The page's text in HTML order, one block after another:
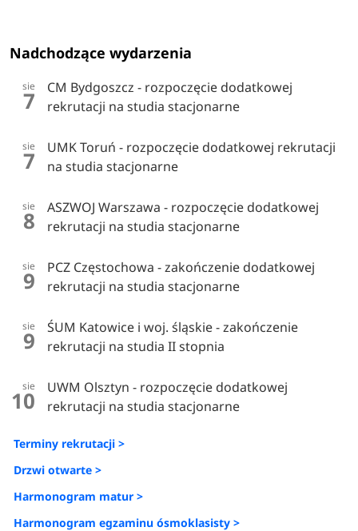
Nadchodzące wydarzenia
sie
7
CM Bydgoszcz - rozpoczęcie dodatkowej
rekrutacji na studia stacjonarne
sie
7
UMK Toruń - rozpoczęcie dodatkowej rekrutacji
na studia stacjonarne
sie
8
ASZWOJ Warszawa - rozpoczęcie dodatkowej
rekrutacji na studia stacjonarne
sie
9
PCZ Częstochowa - zakończenie dodatkowej
rekrutacji na studia stacjonarne
sie
9
ŚUM Katowice i woj. śląskie - zakończenie
rekrutacji na studia II stopnia
sie
10
UWM Olsztyn - rozpoczęcie dodatkowej
rekrutacji na studia stacjonarne
Terminy rekrutacji >
Drzwi otwarte >
Harmonogram matur >
Harmonogram egzaminu ósmoklasisty >